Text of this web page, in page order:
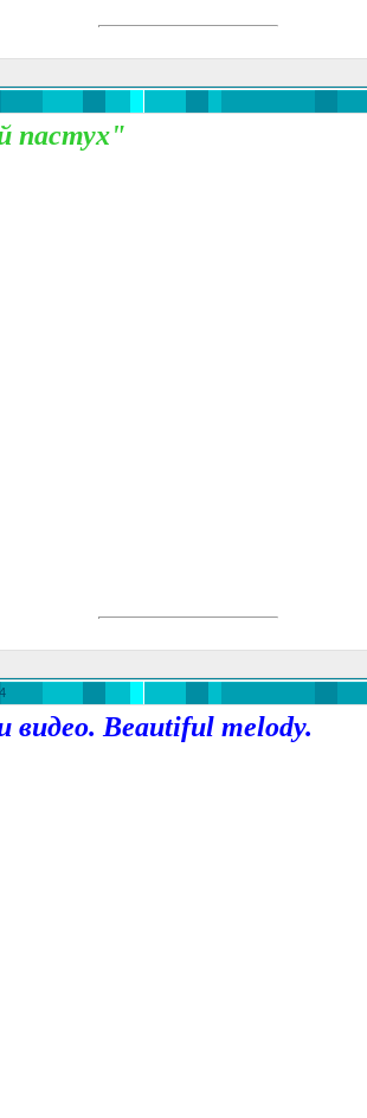
пастух"
4
видео. Beautiful melody.